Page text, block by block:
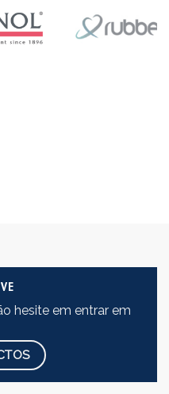
hesite em entrar em